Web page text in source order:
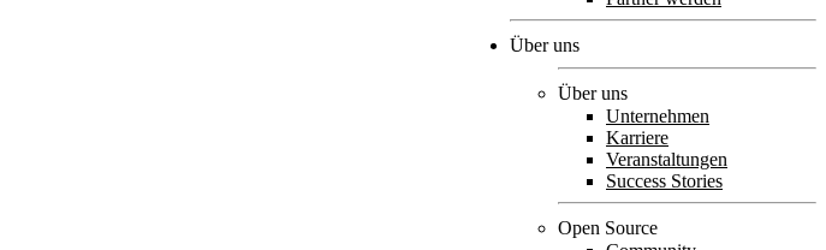
Über uns
Über uns
Unternehmen
Karriere
Veranstaltungen
Success Stories
Open Source